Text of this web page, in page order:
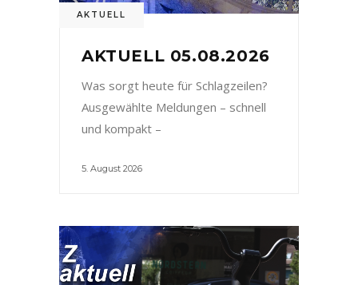
AKTUELL
AKTUELL 05.08.2026
Was sorgt heute für Schlagzeilen?
Ausgewählte Meldungen – schnell
und kompakt –
5. August 2026